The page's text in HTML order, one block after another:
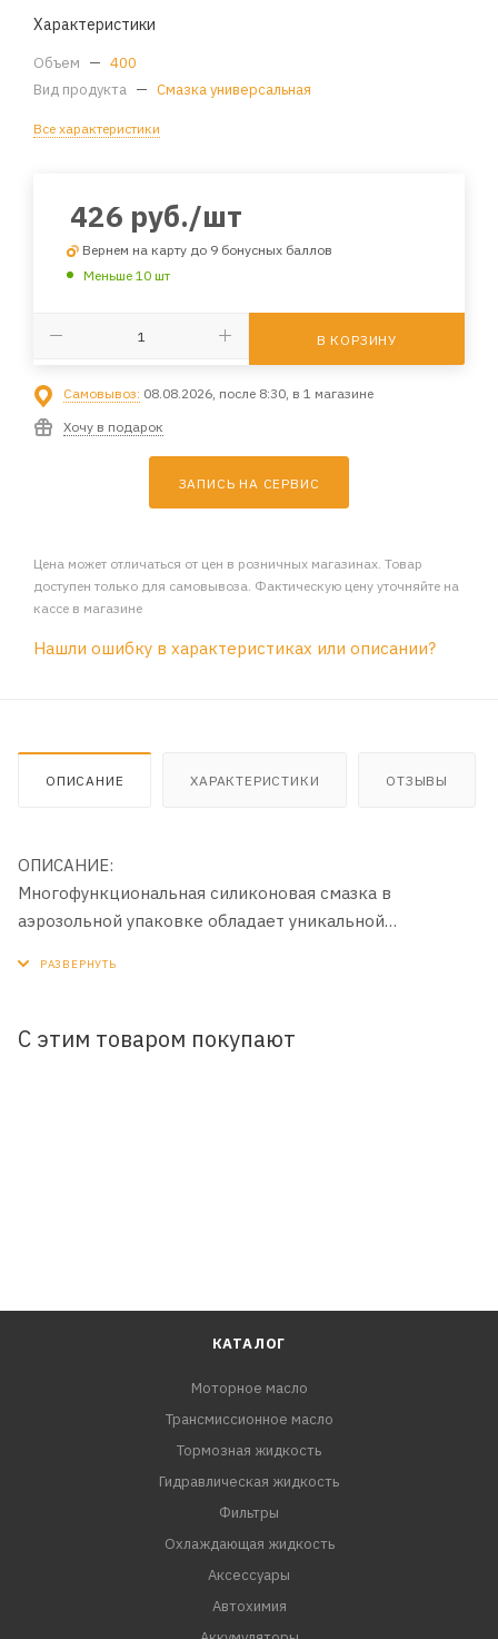
Характеристики
Объем — 400
Вид продукта — Смазка универсальная
Все характеристики
426 руб./шт
Вернем на карту до 9 бонусных баллов
Меньше 10 шт
В КОРЗИНУ
Самовывоз: 08.08.2026, после 8:30, в 1 магазине
Хочу в подарок
ЗАПИСЬ НА СЕРВИС
Цена может отличаться от цен в розничных магазинах. Товар
доступен только для самовывоза. Фактическую цену уточняйте на
кассе в магазине
Нашли ошибку в характеристиках или описании?
ОПИСАНИЕ ХАРАКТЕРИСТИКИ ОТЗЫВЫ
ОПИСАНИЕ:
Многофункциональная силиконовая смазка в
аэрозольной упаковке обладает уникальной
помощник в быту как смазка для замков, петель и иных
С этим товаром покупают
КАТАЛОГ
Моторное масло
Трансмиссионное масло
Тормозная жидкость
Гидравлическая жидкость
Фильтры
Охлаждающая жидкость
Аксессуары
Автохимия